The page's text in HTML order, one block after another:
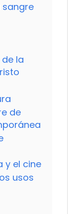
sangre
la
de
y el cine
usos